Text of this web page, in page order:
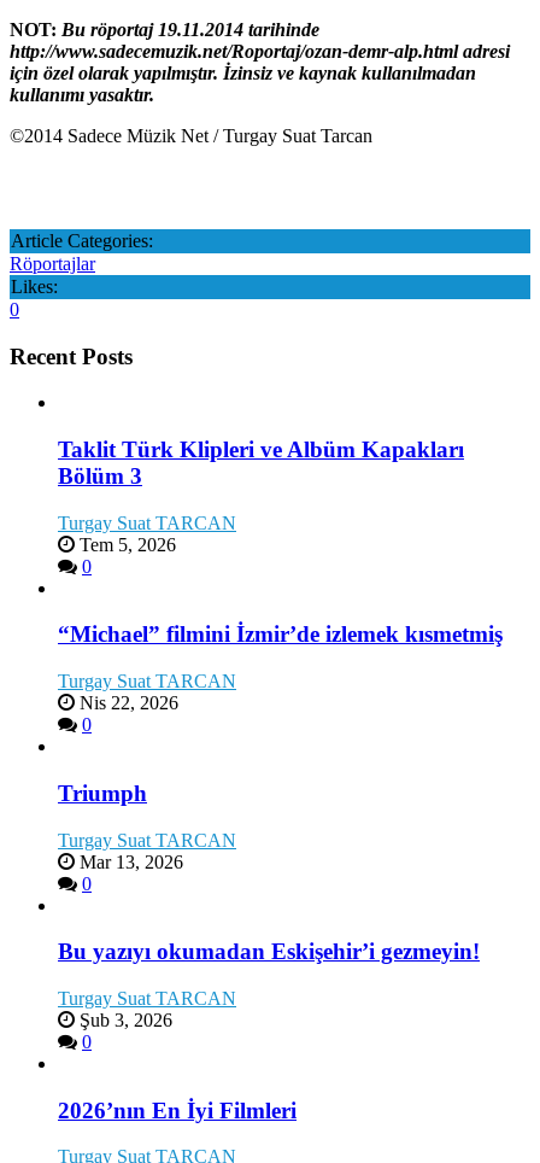
NOT: Bu röportaj 19.11.2014 tarihinde
http://www.sadecemuzik.net/Roportaj/ozan-demr-alp.html adresi
için özel olarak yapılmıştır. İzinsiz ve kaynak kullanılmadan
kullanımı yasaktır.
©2014 Sadece Müzik Net / Turgay Suat Tarcan
Article Categories:
Röportajlar
Likes:
0
Recent Posts
Taklit Türk Klipleri ve Albüm Kapakları
Bölüm 3
Turgay Suat TARCAN
Tem 5, 2026
0
“Michael” filmini İzmir’de izlemek kısmetmiş
Turgay Suat TARCAN
Nis 22, 2026
0
Triumph
Turgay Suat TARCAN
Mar 13, 2026
0
Bu yazıyı okumadan Eskişehir’i gezmeyin!
Turgay Suat TARCAN
Şub 3, 2026
0
2026’nın En İyi Filmleri
Turgay Suat TARCAN